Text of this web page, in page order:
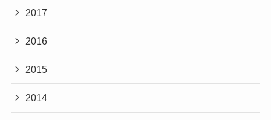
2017
2016
2015
2014